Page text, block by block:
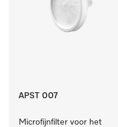
APST 007
Microfijnfilter voor het